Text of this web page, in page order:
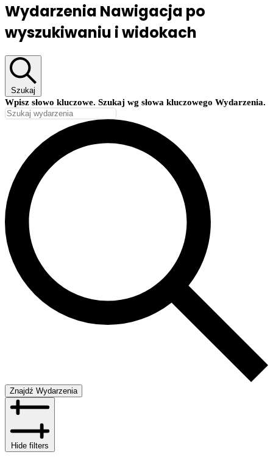
Wydarzenia
Wydarzenia Nawigacja po
wyszukiwaniu i widokach
Szukaj
Wpisz słowo kluczowe. Szukaj wg słowa kluczowego Wydarzenia.
Znajdź Wydarzenia
Hide filters